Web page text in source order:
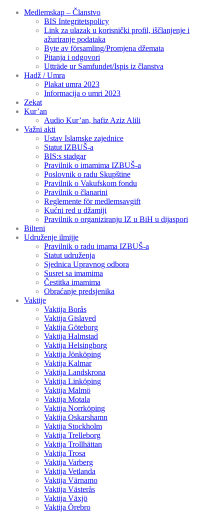
Medlemskap – Članstvo
BIS Integritetspolicy
Link za ulazak u korisnički profil, iščlanjenje i
ažuriranje podataka
Byte av församling/Promjena džemata
Pitanja i odgovori
Utträde ur Samfundet/Ispis iz članstva
Hadž / Umra
Plakat umra 2023
Informacija o umri 2023
Zekat
Kur’an
Audio Kur’an, hafiz Aziz Alili
Važni akti
Ustav Islamske zajednice
Statut IZBUŠ-a
BIS:s stadgar
Pravilnik o imamima IZBUŠ-a
Poslovnik o radu Skupštine
Pravilnik o Vakufskom fondu
Pravilnik o članarini
Reglemente för medlemsavgift
Kućni red u džamiji
Pravilnik o organiziranju IZ u BiH u dijaspori
Bilteni
Udruženje ilmijje
Pravilnik o radu imama IZBUŠ-a
Statut udruženja
Sjednica Upravnog odbora
Susret sa imamima
Čestitka imamima
Obraćanje predsjenika
Vaktije
Vaktija Borås
Vaktija Gislaved
Vaktija Göteborg
Vaktija Halmstad
Vaktija Helsingborg
Vaktija Jönköping
Vaktija Kalmar
Vaktija Landskrona
Vaktija Linköping
Vaktija Malmö
Vaktija Motala
Vaktija Norrköping
Vaktija Oskarshamn
Vaktija Stockholm
Vaktija Trelleborg
Vaktija Trollhättan
Vaktija Trosa
Vaktija Varberg
Vaktija Vetlanda
Vaktija Värnamo
Vaktija Västerås
Vaktija Växjö
Vaktija Örebro